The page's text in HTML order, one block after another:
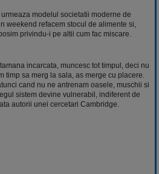
modelul societatii moderne de
weekend refacem stocul de alimente si,
privindu-i pe altii cum fac miscare.
incarcata, muncesc tot timpul, deci nu
timp sa merg la sala, as merge cu placere.
cand nu ne antrenam oasele, muschii si
sistem devine vulnerabil, indiferent de
autorii unei cercetari Cambridge.